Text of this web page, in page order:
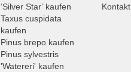
‘Silver Star’ kaufen
Taxus cuspidata
kaufen
Pinus brepo kaufen
Pinus sylvestris
'Watereri' kaufen
Kontakt